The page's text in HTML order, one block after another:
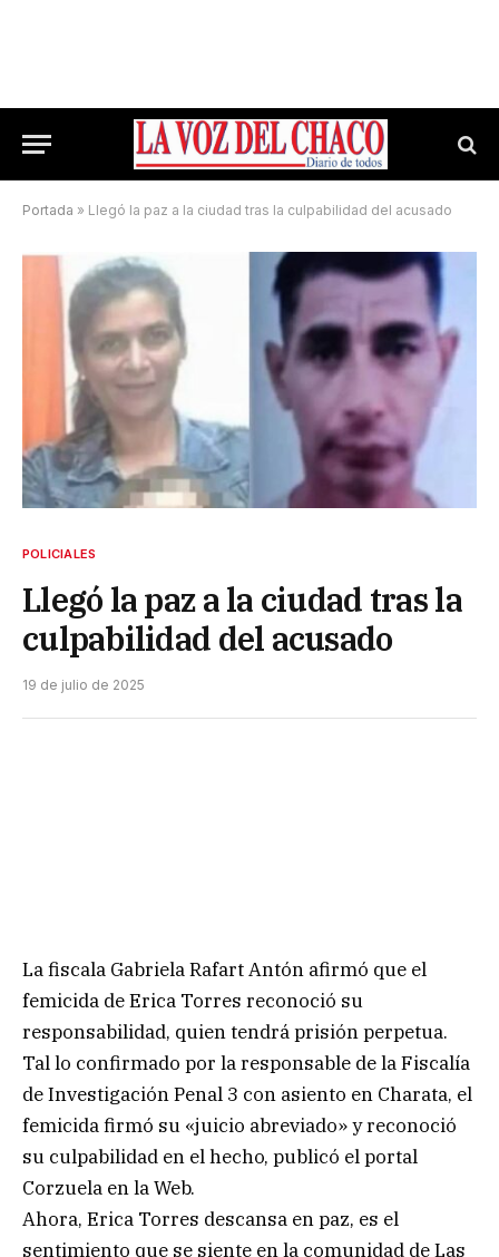
Portada » Llegó la paz a la ciudad tras la culpabilidad del acusado
POLICIALES
Llegó la paz a la ciudad tras la
culpabilidad del acusado
19 de julio de 2025
La fiscala Gabriela Rafart Antón afirmó que el
femicida de Erica Torres reconoció su
responsabilidad, quien tendrá prisión perpetua.
Tal lo confirmado por la responsable de la Fiscalía
de Investigación Penal 3 con asiento en Charata, el
femicida firmó su «juicio abreviado» y reconoció
su culpabilidad en el hecho, publicó el portal
Corzuela en la Web.
Ahora, Erica Torres descansa en paz, es el
sentimiento que se siente en la comunidad de Las